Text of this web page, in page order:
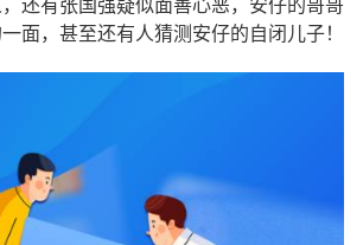
还有张国强疑似面善心恶，安仔的哥哥
面，甚至还有人猜测安仔的自闭儿子！